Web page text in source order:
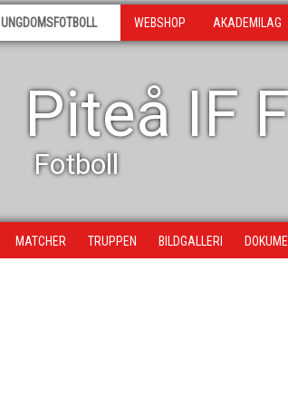
UNGDOMSFOTBOLL WEBSHOP AKADEMILAG
Piteå IF
Fotboll
MATCHER TRUPPEN BILDGALLERI